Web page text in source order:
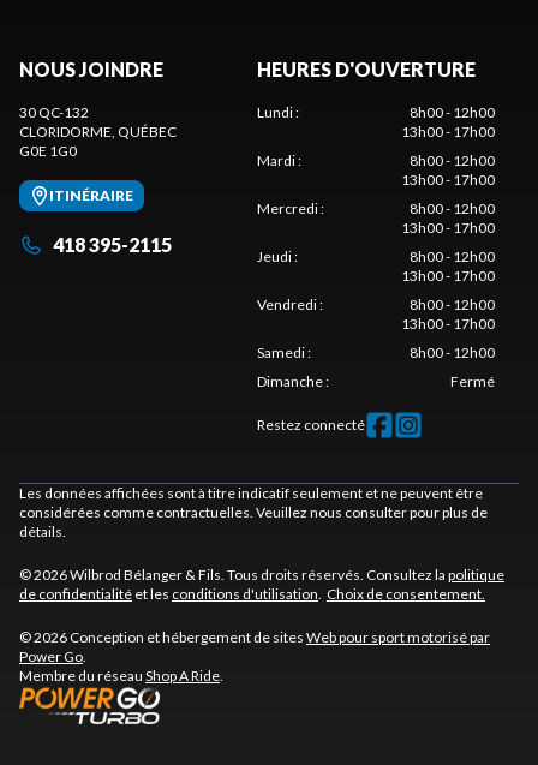
NOUS JOINDRE
30 QC-132
CLORIDORME, QUÉBEC
G0E 1G0
ITINÉRAIRE
418 395-2115
HEURES D'OUVERTURE
Lundi:
8h00 - 12h00
13h00 - 17h00
Mardi:
8h00 - 12h00
13h00 - 17h00
Mercredi:
8h00 - 12h00
13h00 - 17h00
Jeudi:
8h00 - 12h00
13h00 - 17h00
Vendredi:
8h00 - 12h00
13h00 - 17h00
Samedi:
8h00 - 12h00
Dimanche: Fermé
Restez connecté
Les données affichées sont à titre indicatif seulement et ne peuvent être
considérées comme contractuelles. Veuillez nous consulter pour plus de
détails.
© 2026 Wilbrod Bélanger & Fils. Tous droits réservés. Consultez la politique
de confidentialité et les conditions d'utilisation. Choix de consentement.
© 2026 Conception et hébergement de sites Web pour sport motorisé par
Power Go.
Membre du réseau Shop A Ride.